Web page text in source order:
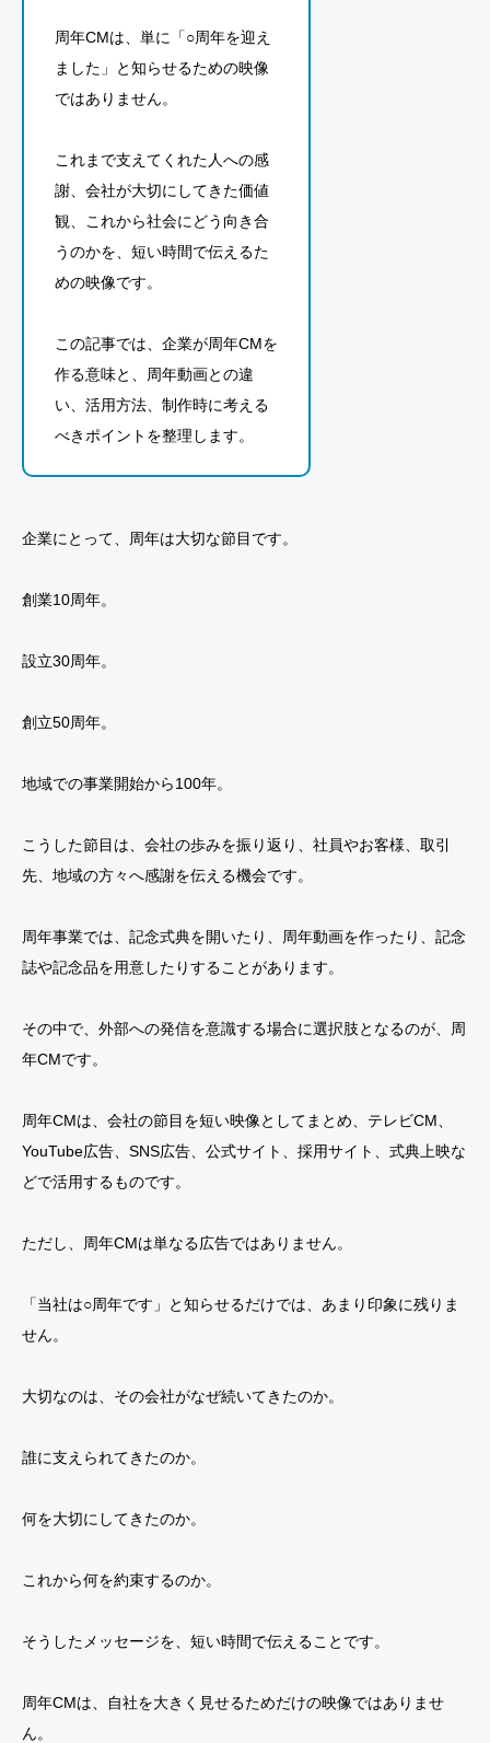
周年CMは、単に「○周年を迎え
ました」と知らせるための映像
ではありません。
これまで支えてくれた人への感
謝、会社が大切にしてきた価値
観、これから社会にどう向き合
うのかを、短い時間で伝えるた
めの映像です。
この記事では、企業が周年CMを
作る意味と、周年動画との違
い、活用方法、制作時に考える
べきポイントを整理します。
企業にとって、周年は大切な節目です。
創業10周年。
設立30周年。
創立50周年。
地域での事業開始から100年。
こうした節目は、会社の歩みを振り返り、社員やお客様、取引
先、地域の方々へ感謝を伝える機会です。
周年事業では、記念式典を開いたり、周年動画を作ったり、記念
誌や記念品を用意したりすることがあります。
その中で、外部への発信を意識する場合に選択肢となるのが、周
年CMです。
周年CMは、会社の節目を短い映像としてまとめ、テレビCM、
YouTube広告、SNS広告、公式サイト、採用サイト、式典上映な
どで活用するものです。
ただし、周年CMは単なる広告ではありません。
「当社は○周年です」と知らせるだけでは、あまり印象に残りま
せん。
大切なのは、その会社がなぜ続いてきたのか。
誰に支えられてきたのか。
何を大切にしてきたのか。
これから何を約束するのか。
そうしたメッセージを、短い時間で伝えることです。
周年CMは、自社を大きく見せるためだけの映像ではありませ
ん。